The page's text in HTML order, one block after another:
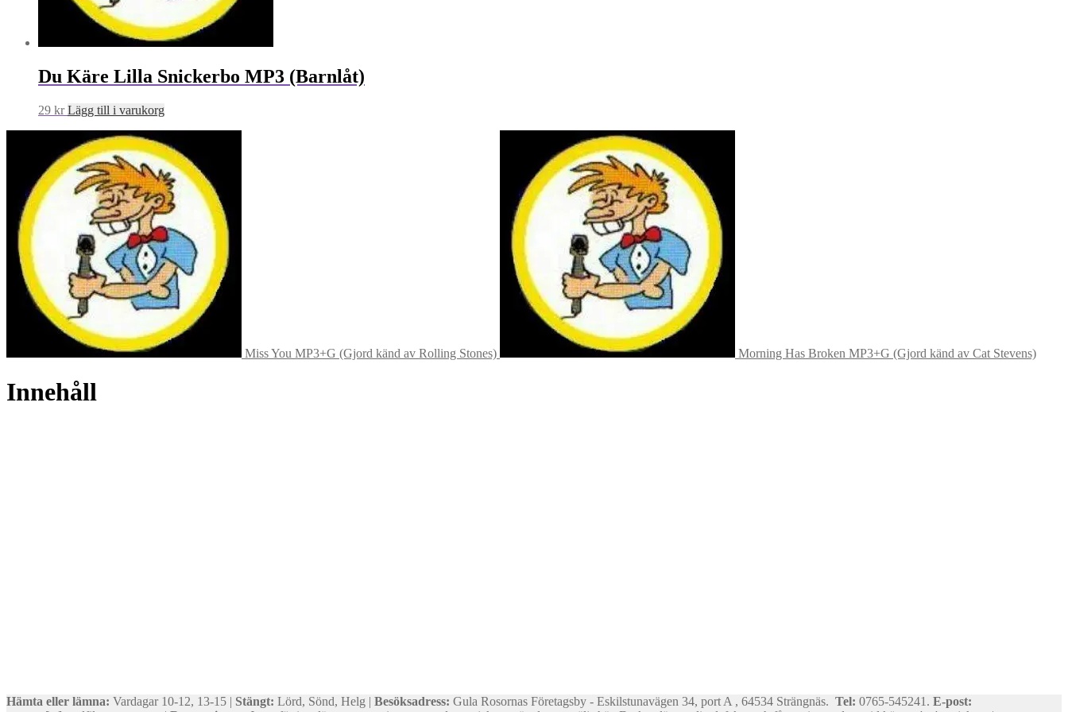
Du Käre Lilla Snickerbo MP3 (Barnlåt)
29 kr Lägg till i varukorg
Miss You MP3+G (Gjord känd av Rolling Stones) Morning Has Broken MP3+G (Gjord känd av Cat Stevens)
Innehåll
Hämta eller lämna: Vardagar 10-12, 13-15 | Stängt: Lörd, Sönd, Helg | Besöksadress: Gula Rosornas Företagsby - Eskilstunavägen 34, port A , 64534 Strängnäs. Tel: 0765-545241. E-post: